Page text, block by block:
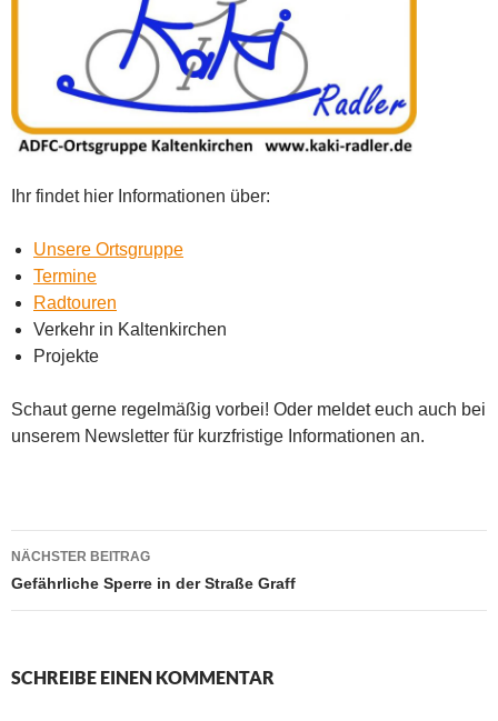
Ihr findet hier Informationen über:
Unsere Ortsgruppe
Termine
Radtouren
Verkehr in Kaltenkirchen
Projekte
Schaut gerne regelmäßig vorbei! Oder meldet euch auch bei
unserem Newsletter für kurzfristige Informationen an.
Beitragsnavigation
NÄCHSTER BEITRAG
Gefährliche Sperre in der Straße Graff
SCHREIBE EINEN KOMMENTAR